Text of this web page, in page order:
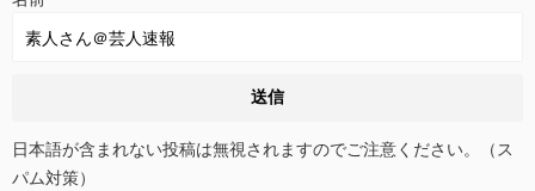
日本語が含まれない投稿は無視されますのでご注意ください。（ス
パム対策）